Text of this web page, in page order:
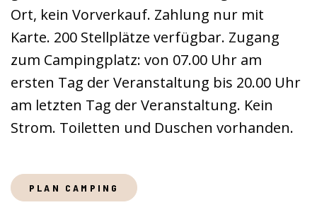
Ort, kein Vorverkauf. Zahlung nur mit
Karte. 200 Stellplätze verfügbar. Zugang
zum Campingplatz: von 07.00 Uhr am
ersten Tag der Veranstaltung bis 20.00 Uhr
am letzten Tag der Veranstaltung. Kein
Strom. Toiletten und Duschen vorhanden.
PLAN CAMPING